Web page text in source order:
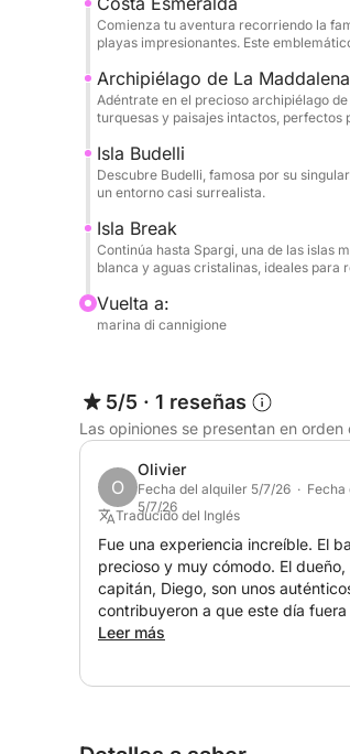
NOTA IMPORTANTE: Antes
previo, el embarque y
puede acordar un punto de
tiempo necesario para llegar al
necesario para regresar al
Comodidades y características:
• Club de playa de popa: Una
una máxima comodidad.
• Cubierta superior con mesa:
entorno elegante y resguardado.
• Duchas exteriores: Dos
Servicios incluidos:
• Bebidas sin alcohol: Un
• Aperitivos: Incluidos para
• Vinos y licores: A bordo,
Comienza tu aventura recorriendo la
playas impresionantes. Este
Archipiélago de La Maddalena
Adéntrate en el precioso archipiélago
turquesas y paisajes intactos, perfectos
Isla Budelli
Descubre Budelli, famosa por su
un entorno casi surrealista.
Isla Break
Continúa hasta Spargi, una de las islas
blanca y aguas cristalinas, ideales para
Vuelta a:
marina di cannigione
5/5 · 1 reseñas
Las opiniones se presentan en orden
O
Olivier
Fecha del alquiler 5/7/26 · Fecha
5/7/26
Traducido del Inglés
Fue una experiencia increíble. El
precioso y muy cómodo. El
capitán, Diego, son unos
contribuyeron a que este día
Conocen todos los rincones clave
Leer más